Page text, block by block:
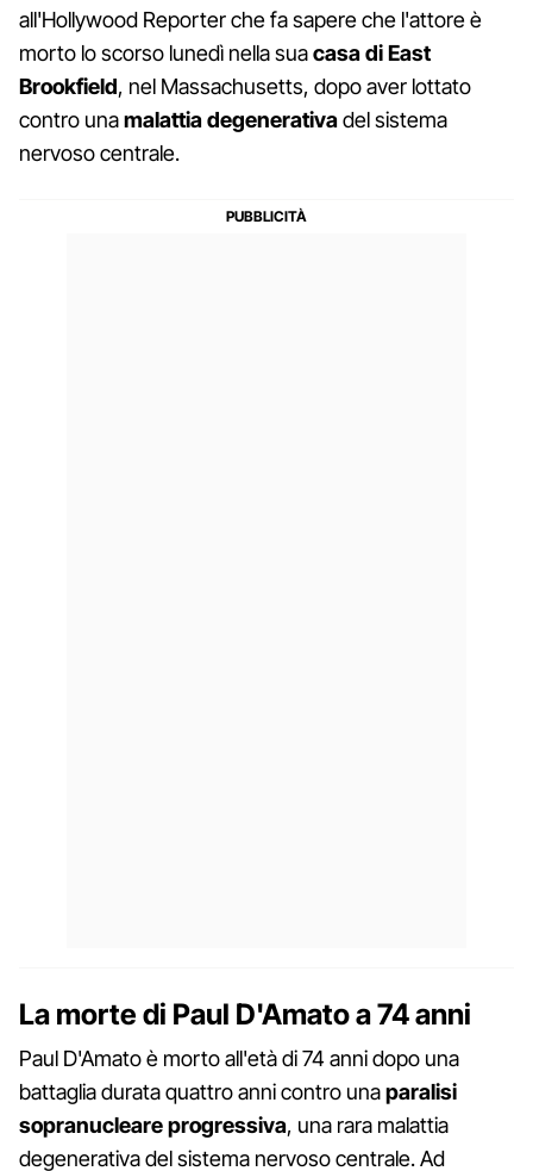
all'Hollywood Reporter che fa sapere che l'attore è
morto lo scorso lunedì nella suacasa di East
Brookfield, nel Massachusetts, dopo aver lottato
contro unamalattia degenerativadel sistema
nervoso centrale.
La morte di Paul D'Amato a 74 anni
Paul D'Amato è morto all'età di 74 anni dopo una
battaglia durata quattro anni contro unaparalisi
sopranucleare progressiva, una rara malattia
degenerativa del sistema nervoso centrale. Ad